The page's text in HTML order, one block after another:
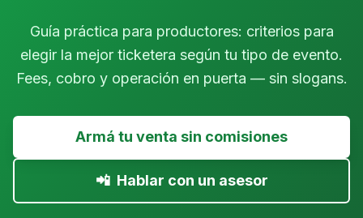
Guía práctica para productores: criterios para
elegir la mejor ticketera según tu tipo de evento.
Fees, cobro y operación en puerta — sin slogans.
Armá tu venta sin comisiones
📲 Hablar con un asesor